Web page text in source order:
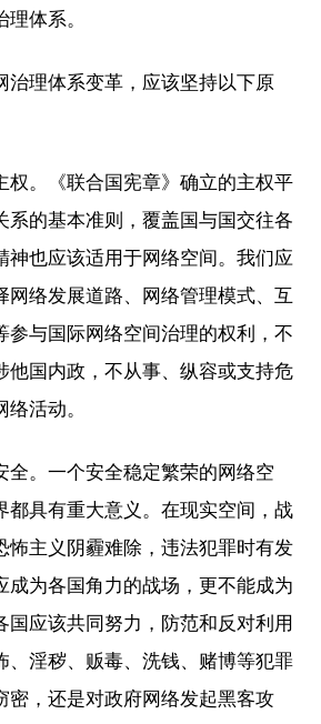
体系。
治理体系变革，应该坚持以下原
。《联合国宪章》确立的主权平
系的基本准则，覆盖国与国交往各
神也应该适用于网络空间。我们应
网络发展道路、网络管理模式、互
参与国际网络空间治理的权利，不
他国内政，不从事、纵容或支持危
活动。
。一个安全稳定繁荣的网络空
都具有重大意义。在现实空间，战
怖主义阴霾难除，违法犯罪时有发
成为各国角力的战场，更不能成为
国应该共同努力，防范和反对利用
、淫秽、贩毒、洗钱、赌博等犯罪
密，还是对政府网络发起黑客攻